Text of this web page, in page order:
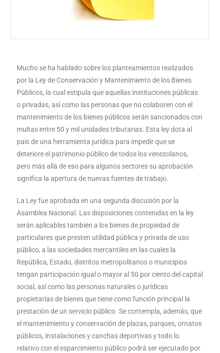
Mucho se ha hablado sobre los planteamientos realizados
por la Ley de Conservación y Mantenimiento de los Bienes
Públicos, la cual estipula que aquellas instituciones públicas
o privadas, así como las personas que no colaboren con el
mantenimiento de los bienes públicos serán sancionados con
multas entre 50 y mil unidades tributarias. Esta ley dota al
país de una herramienta jurídica para impedir que se
deteriore el patrimonio público de todos los venezolanos,
pero más allá de eso para algunos sectores su aprobación
significa la apertura de nuevas fuentes de trabajo.
La Ley fue aprobada en una segunda discusión por la
Asamblea Nacional. Las disposiciones contenidas en la ley
serán aplicables también a los bienes de propiedad de
particulares que presten utilidad pública y privada de uso
público, a las sociedades mercantiles en las cuales la
República, Estado, distritos metropolitanos o municipios
tengan participación igual o mayor al 50 por ciento del capital
social, así como las personas naturales o jurídicas
propietarias de bienes que tiene como función principal la
prestación de un servicio público. Se contempla, además, que
el mantenimiento y conservación de plazas, parques, ornatos
públicos, instalaciones y canchas deportivas y todo lo
relativo con el esparcimiento público podrá ser ejecutado por